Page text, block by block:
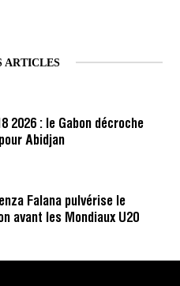
ARTICLES
2026 : le Gabon décroche
Abidjan
Falana pulvérise le
avant les Mondiaux U20